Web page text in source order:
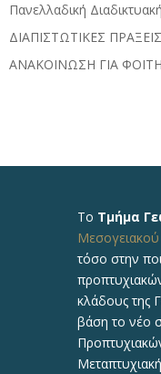
Πανελλαδική
ΔΙΑΠΙΣΤΩΤΙΚΕΣ
ΑΝΑΚΟΙΝΩΣΗ ΓΙΑ
Το Τμήμα
Μεσογειακού
τόσο στην
κλάδους της
βάση το νέο